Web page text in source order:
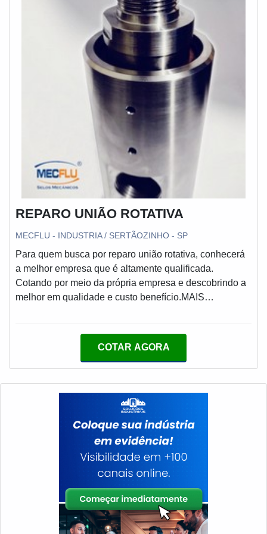
escritório de alta qualidade onde são realizadas as
atividades e estrutura suficiente para atender todas as
demandas. Esses fatores, somados a um time com
equipe multidisciplinar de consultores associados e
profissionais qualificados, garante a melhor experiência
para os clientes com qualidade.
REPARO UNIÃO ROTATIVA
MECFLU - INDUSTRIA / SERTÃOZINHO - SP
Para quem busca por reparo união rotativa, conhecerá
a melhor empresa que é altamente qualificada.
Cotando por meio da própria empresa e descobrindo a
melhor em qualidade e custo benefício.MAIS
ROTATIVAQuem quer encontrar reparo união rotativa
mecânico bomba ksb e selo mecânico tungstênio,
garantindo o que há de melhor na atualidade.Não
obstante, quando falamos em reparo união rotativa,
deve-se descartar empresas que não tenham produtos
e serviços com ótima qualidade e assertividade,
detalhes primordiais que são deixados de lado por
muitas empresas que não focam na fidelização do
cliente.É importante lembrar que o serviço deve sempre
segmento. Esse tipo de cuidado ajuda a garantir a
qualidade e assertividade do serviço, além de evitar
prejuízos com imprevistos e execuções mal elaboradas.
COTAR AGORA